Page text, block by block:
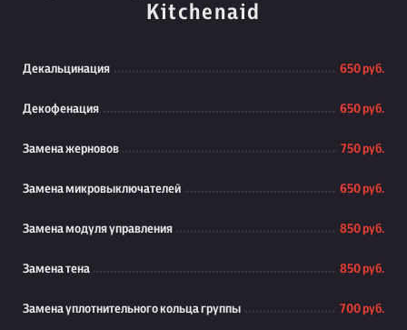
Kitchenaid
Декальцинация 650 руб.
Декофенация 650 руб.
Замена жерновов 750 руб.
Замена микровыключателей 650 руб.
Замена модуля управления 850 руб.
Замена тена 850 руб.
Замена уплотнительного кольца группы 700 руб.